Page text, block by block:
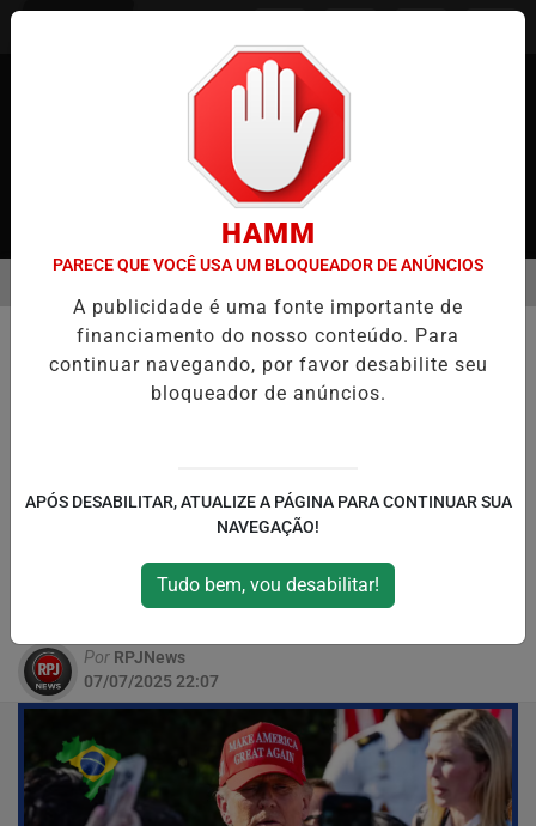
EM ALTA
POLÍTICA
Declaração de Trump em defesa de
Bolsonaro repercute na imprensa
Em publicação na Truth Social, Trump
escreveu que o Brasil está "fazendo uma
coisa terrível" contra o ex-presidente
Por RPJNews
07/07/2025 22:07
HAMM
PARECE QUE VOCÊ USA UM BLOQUEADOR DE ANÚNCIOS
A publicidade é uma fonte importante de
financiamento do nosso conteúdo. Para
continuar navegando, por favor desabilite seu
bloqueador de anúncios.
APÓS DESABILITAR, ATUALIZE A PÁGINA PARA CONTINUAR SUA
NAVEGAÇÃO!
Tudo bem, vou desabilitar!